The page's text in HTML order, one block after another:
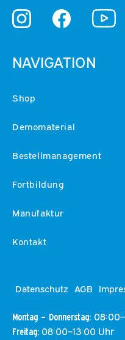
InstagramFacebook YouTube
NAVIGATION
Shop
Demomaterial
Bestellmanagement
Fortbildung
Manufaktur
Kontakt
Datenschutz AGB
Montag – Donnerstag:
Freitag: 08:00–13:00 Uhr